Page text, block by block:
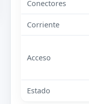
Conectores
Corriente
Acceso
Estado